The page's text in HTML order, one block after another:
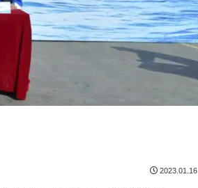
2023.01.16